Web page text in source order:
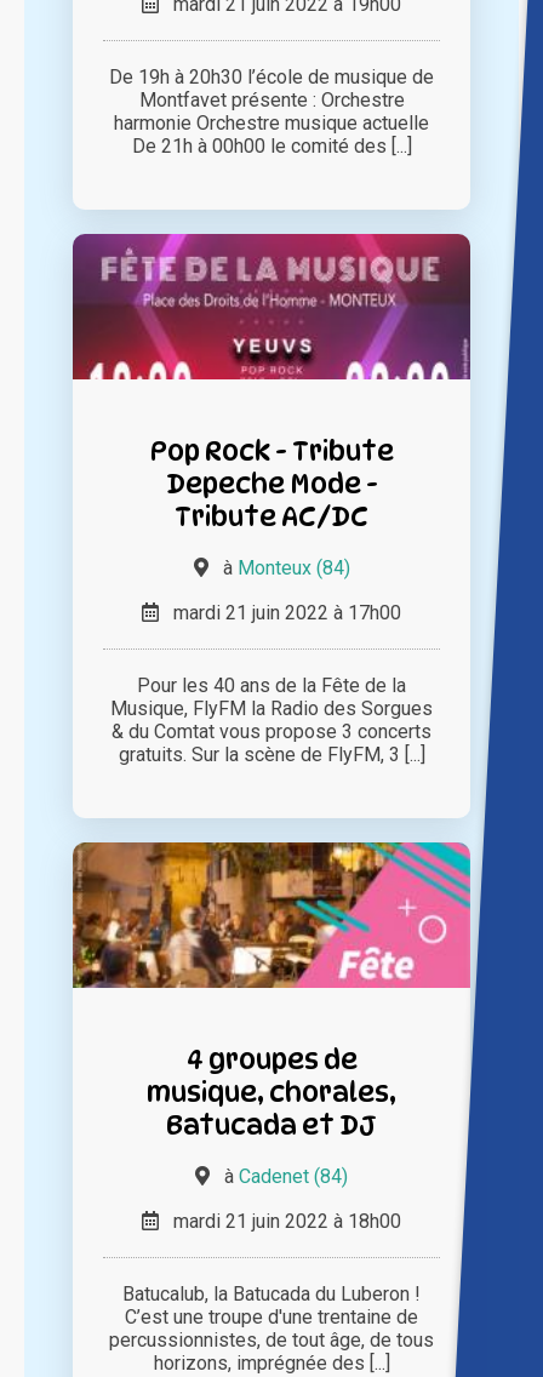
mardi 21 juin 2022 à 19h00
De 19h à 20h30 l’école de musique de
Montfavet présente : Orchestre
harmonie Orchestre musique actuelle
De 21h à 00h00 le comité des [...]
Pop Rock - Tribute
Depeche Mode -
Tribute AC/DC
à Monteux (84)
mardi 21 juin 2022 à 17h00
Pour les 40 ans de la Fête de la
Musique, FlyFM la Radio des Sorgues
& du Comtat vous propose 3 concerts
gratuits. Sur la scène de FlyFM, 3 [...]
4 groupes de
musique, chorales,
Batucada et DJ
à Cadenet (84)
mardi 21 juin 2022 à 18h00
Batucalub, la Batucada du Luberon !
C’est une troupe d'une trentaine de
percussionnistes, de tout âge, de tous
horizons, imprégnée des [...]